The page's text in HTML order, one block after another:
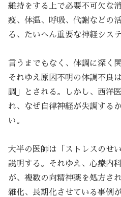
維持をする上で必要不可欠な
疫、体温、呼吸、代謝などの
る、たいへん重要な神経シス
言うまでもなく、体調に深く
それゆえ原因不明の体調不良
調」とされる。しかし、西洋
れ、なぜ自律神経が失調する
い。
大半の医師は「ストレスのせ
説明する。それゆえ、心療内
が、複数の向精神薬を処方さ
雑化、長期化させている事例